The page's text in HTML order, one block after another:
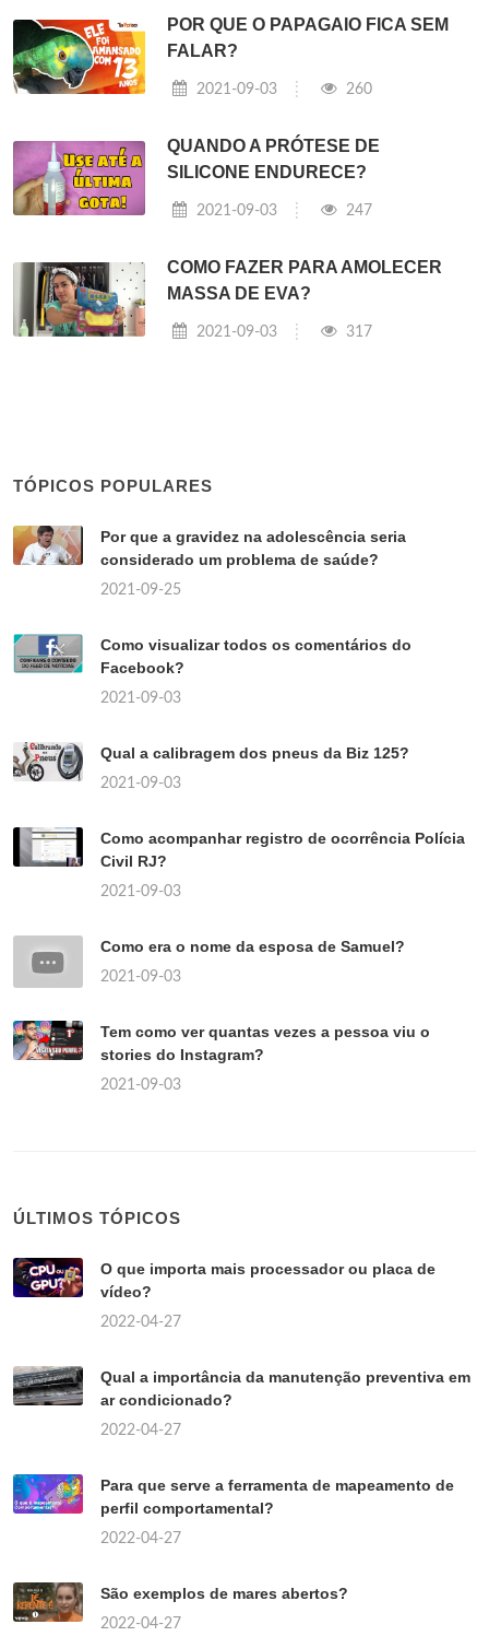
POR QUE O PAPAGAIO FICA SEM
FALAR?
2021-09-03 260
QUANDO A PRÓTESE DE
SILICONE ENDURECE?
2021-09-03 247
COMO FAZER PARA AMOLECER
MASSA DE EVA?
2021-09-03 317
TÓPICOS POPULARES
Por que a gravidez na adolescência seria
considerado um problema de saúde?
2021-09-25
Como visualizar todos os comentários do
Facebook?
2021-09-03
Qual a calibragem dos pneus da Biz 125?
2021-09-03
Como acompanhar registro de ocorrência Polícia
Civil RJ?
2021-09-03
Como era o nome da esposa de Samuel?
2021-09-03
Tem como ver quantas vezes a pessoa viu o
stories do Instagram?
2021-09-03
ÚLTIMOS TÓPICOS
O que importa mais processador ou placa de
vídeo?
2022-04-27
Qual a importância da manutenção preventiva em
ar condicionado?
2022-04-27
Para que serve a ferramenta de mapeamento de
perfil comportamental?
2022-04-27
São exemplos de mares abertos?
2022-04-27